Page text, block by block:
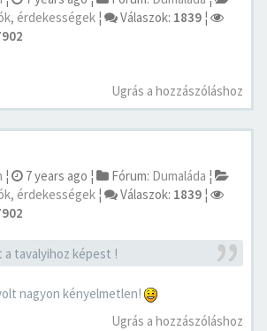
érdekességek ¦ Válaszok: 1839 ¦
Ugrás a hozzászóláshoz
¦ 7 years ago ¦ Fórum: Dumaláda ¦
érdekességek ¦ Válaszok: 1839 ¦
tavalyihoz képest !
nagyon kényelmetlen!
Ugrás a hozzászóláshoz